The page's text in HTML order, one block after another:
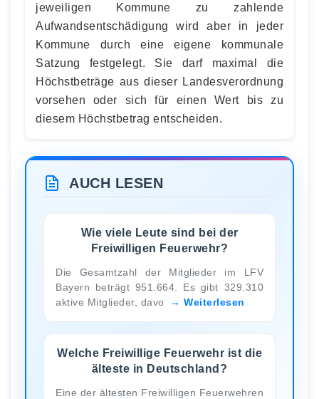
jeweiligen Kommune zu zahlende
Aufwandsentschädigung wird aber in jeder
Kommune durch eine eigene kommunale
Satzung festgelegt. Sie darf maximal die
Höchstbeträge aus dieser Landesverordnung
vorsehen oder sich für einen Wert bis zu
diesem Höchstbetrag entscheiden.
AUCH LESEN
Wie viele Leute sind bei der
Freiwilligen Feuerwehr?
Die Gesamtzahl der Mitglieder im LFV
Bayern beträgt 951.664. Es gibt 329.310
aktive Mitglieder, davo
Weiterlesen
Welche Freiwillige Feuerwehr ist die
älteste in Deutschland?
Eine der ältesten Freiwilligen Feuerwehren